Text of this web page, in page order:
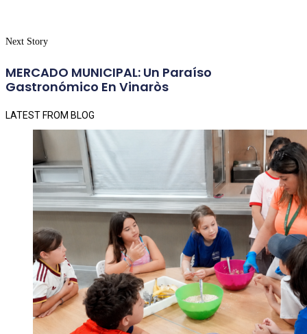
Next Story
MERCADO MUNICIPAL: Un Paraíso
Gastronómico En Vinaròs
LATEST FROM BLOG